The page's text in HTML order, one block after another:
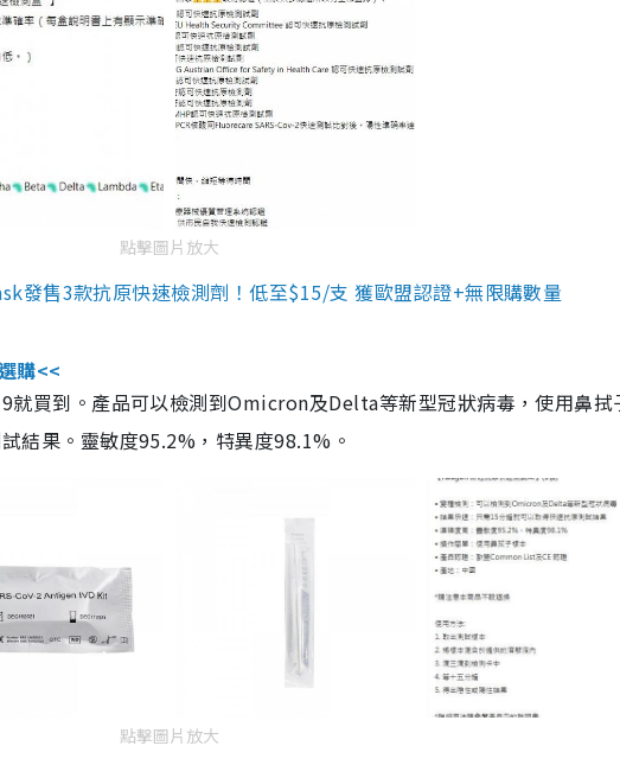
點擊圖片放大
發售3款抗原快速檢測劑！低至$15/支 獲歐盟認證+無限購數量
購<<
就買到。產品可以檢測到Omicron及Delta等新型冠狀病毒，使用鼻拭
結果。靈敏度95.2%，特異度98.1%。
點擊圖片放大